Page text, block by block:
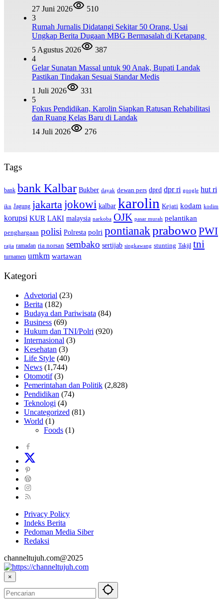
27 Juni 2026
510
3
Rumah Jurnalis Didatangi Sekitar 50 Orang, Usai
Ungkap Berita Dugaan MBG Bermasalah di Ketapang
5 Agustus 2026
387
4
Gelar Sunatan Massal untuk 90 Anak, Bupati Landak
Pastikan Tindakan Sesuai Standar Medis
1 Juli 2026
331
5
Fokus Pendidikan, Karolin Siapkan Ratusan Rehabilitasi
dan Ruang Kelas Baru di Landak
14 Juli 2026
276
Tags
bank bank Kalbar Bukber dayak dewan pers dprd dpr ri google hut ri
ikn Jagung jakarta jokowi kalbar karolin Kejati kodam kodim
korupsi KUR LAKI malaysia narkoba OJK pasar murah pelantikan
penghargaan polisi Polresta polri pontianakprabowo PWI
rajia ramadan ria norsan sembako sertijab singkawang stunting Takjil tni
turnamen umkm wartawan
Kategori
Advetorial (23)
Berita (182)
Budaya dan Pariwisata (84)
Business (69)
Hukum dan TNI/Polri (920)
Internasional (3)
Kesehatan (3)
Life Style (40)
News (1,744)
Otomotif(3)
Pemerintahan dan Politik (2,828)
Pendidikan (74)
Teknologi (4)
Uncategorized (81)
World (1)
Foods (1)
Privacy Policy
Indeks Berita
Pedoman Media Siber
Redaksi
channeltujuh.com@2025
×